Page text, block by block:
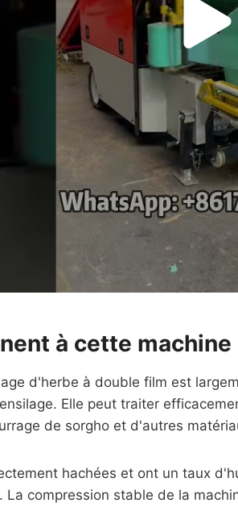
à cette
d'herbe à double film est
Elle peut traiter
de sorgho et d'autres
hachées et ont un taux
compression stable de la